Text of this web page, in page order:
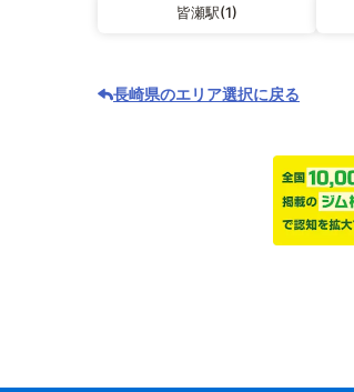
皆瀬駅(1)
長崎県のエリア選択に戻る